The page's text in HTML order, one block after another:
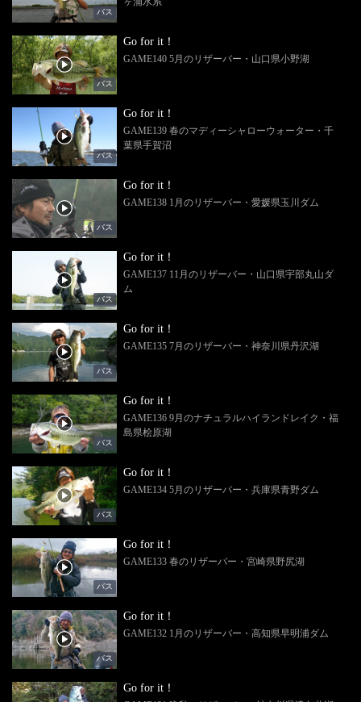
バス
バス
Go for it！
GAME140 5月のリザーバー・山口県小野湖
バス
Go for it！
GAME139 春のマディーシャローウォーター・千
葉県手賀沼
バス
Go for it！
GAME138 1月のリザーバー・愛媛県玉川ダム
バス
Go for it！
GAME137 11月のリザーバー・山口県宇部丸山ダ
ム
バス
Go for it！
GAME135 7月のリザーバー・神奈川県丹沢湖
バス
Go for it！
GAME136 9月のナチュラルハイランドレイク・福
島県桧原湖
バス
Go for it！
GAME134 5月のリザーバー・兵庫県青野ダム
バス
Go for it！
GAME133 春のリザーバー・宮崎県野尻湖
バス
Go for it！
GAME132 1月のリザーバー・高知県早明浦ダム
Go for it！